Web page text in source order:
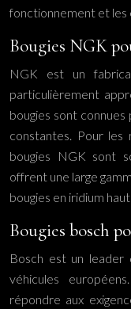
fonctionnement et les
Bougies NGK
NGK est un
particulièrement
bougies sont
constantes. Pour les
bougies NGK sont
offrent une large
bougies en iridium
Bougies bosch
Bosch est un leader
véhicules
répondre aux